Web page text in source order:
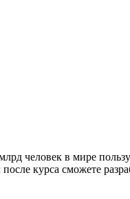
человек в мире
курса сможете